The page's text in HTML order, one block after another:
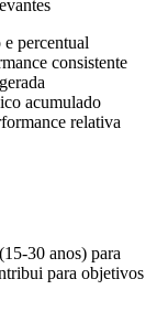
percentual
consistente
acumulado
relativa
30 anos) para
para objetivos